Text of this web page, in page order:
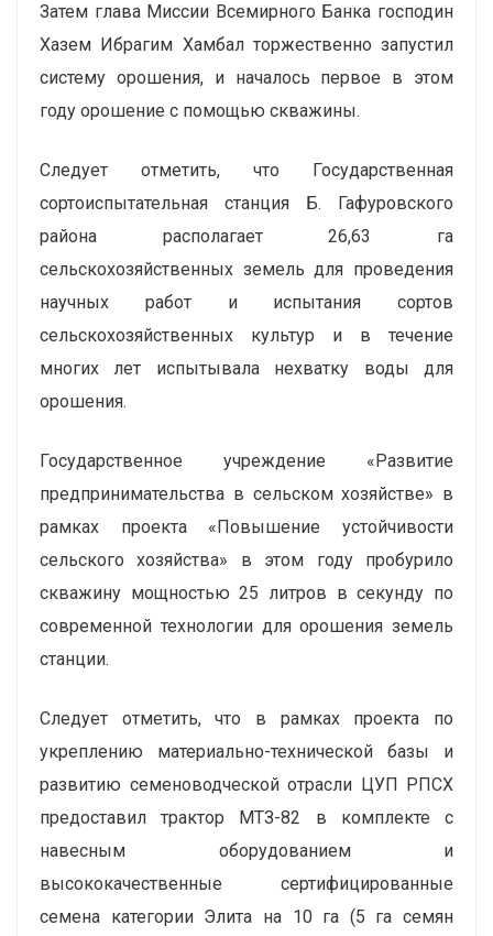
Затем глава Миссии Всемирного Банка господин
Хазем Ибрагим Хамбал торжественно запустил
систему орошения, и началось первое в этом
году орошение с помощью скважины.
Следует отметить, что Государственная
сортоиспытательная станция Б. Гафуровского
района располагает 26,63 га
сельскохозяйственных земель для проведения
научных работ и испытания сортов
сельскохозяйственных культур и в течение
многих лет испытывала нехватку воды для
орошения.
Государственное учреждение «Развитие
предпринимательства в сельском хозяйстве» в
рамках проекта «Повышение устойчивости
сельского хозяйства» в этом году пробурило
скважину мощностью 25 литров в секунду по
современной технологии для орошения земель
станции.
Следует отметить, что в рамках проекта по
укреплению материально-технической базы и
развитию семеноводческой отрасли ЦУП РПСХ
предоставил трактор МТЗ-82 в комплекте с
навесным оборудованием и
высококачественные сертифицированные
семена категории Элита на 10 га (5 га семян